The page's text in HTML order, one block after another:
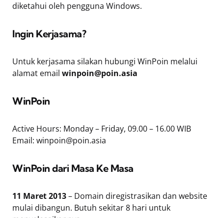
diketahui oleh pengguna Windows.
Ingin Kerjasama?
Untuk kerjasama silakan hubungi WinPoin melalui
alamat email winpoin@poin.asia
WinPoin
Active Hours: Monday – Friday, 09.00 – 16.00 WIB
Email: winpoin@poin.asia
WinPoin dari Masa Ke Masa
11 Maret 2013– Domain diregistrasikan dan website
mulai dibangun. Butuh sekitar 8 hari untuk